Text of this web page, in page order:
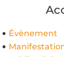
Évènement